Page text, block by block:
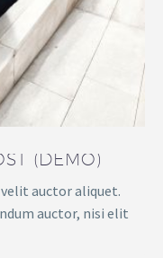
(DEMO)
auctor aliquet.
auctor, nisi elit